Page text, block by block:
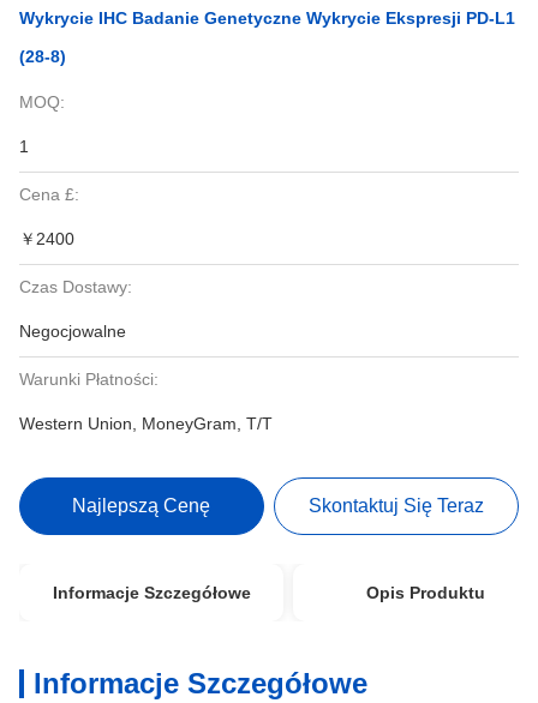
Wykrycie IHC Badanie Genetyczne Wykrycie Ekspresji PD-L1
(28-8)
MOQ:
1
Cena £:
￥2400
Czas Dostawy:
Negocjowalne
Warunki Płatności:
Western Union, MoneyGram, T/T
Najlepszą Cenę Skontaktuj Się Teraz
Informacje Szczegółowe Opis Produktu
Informacje Szczegółowe